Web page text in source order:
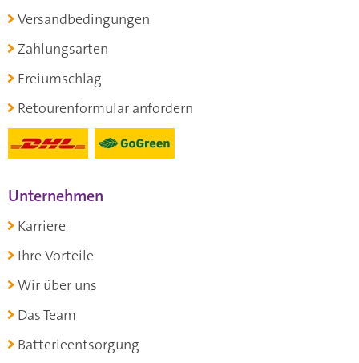
Versandbedingungen
Zahlungsarten
Freiumschlag
Retourenformular anfordern
Unternehmen
Karriere
Ihre Vorteile
Wir über uns
Das Team
Batterieentsorgung